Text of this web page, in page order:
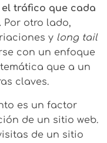
tráfico que cada
Por otro lado,
y long tail
con un enfoque
que a un
claves.
es un factor
de un sitio web.
de un sitio